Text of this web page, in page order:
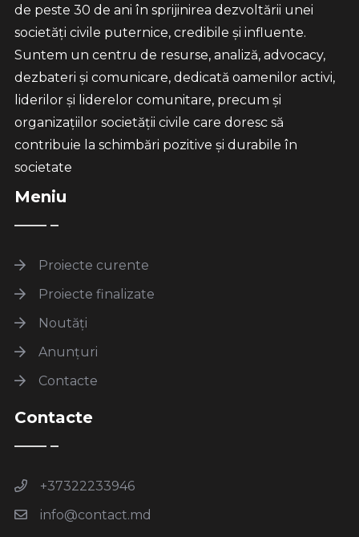
de peste 30 de ani în sprijinirea dezvoltării unei
societăți civile puternice, credibile și influente.
Suntem un centru de resurse, analiză, advocacy,
dezbateri și comunicare, dedicată oamenilor activi,
liderilor și liderelor comunitare, precum și
organizațiilor societății civile care doresc să
contribuie la schimbări pozitive și durabile în
societate
Meniu
Proiecte curente
Proiecte finalizate
Noutăți
Anunțuri
Contacte
Contacte
+37322233946
info@contact.md